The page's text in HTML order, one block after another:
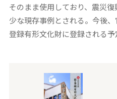
そのまま使用しており、震災
少な現存事例とされる。今後
登録有形文化財に登録される予